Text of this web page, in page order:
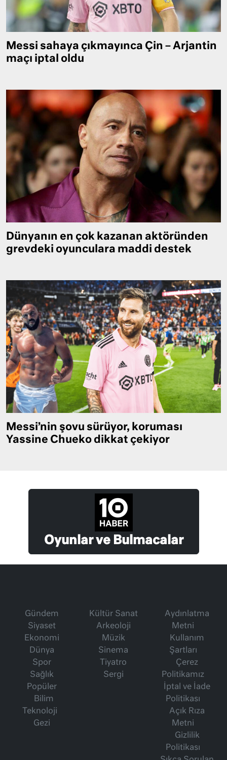
Messi sahaya çıkmayınca Çin – Arjantin
maçı iptal oldu
Dünyanın en çok kazanan aktöründen
grevdeki oyunculara maddi destek
Messi’nin şovu sürüyor, koruması
Yassine Chueko dikkat çekiyor
Oyunlar ve Bulmacalar
Gündem
Siyaset
Ekonomi
Dünya
Spor
Sağlık
Popüler
Bilim
Teknoloji
Gezi
Kültür Sanat
Arkeoloji
Müzik
Sinema
Tiyatro
Sergi
Aydınlatma
Metni
Kullanım
Şartları
Çerez
Politikamız
İptal ve İade
Politikası
Açık Rıza
Metni
Gizlilik
Politikası